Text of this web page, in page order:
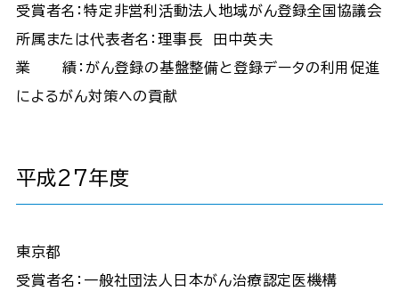
受賞者名：特定非営利活動法人地域がん登録全国協議会
所属または代表者名：理事長 田中英夫
業 績：がん登録の基盤整備と登録データの利用促進
によるがん対策への貢献
平成27年度
東京都
受賞者名：一般社団法人日本がん治療認定医機構